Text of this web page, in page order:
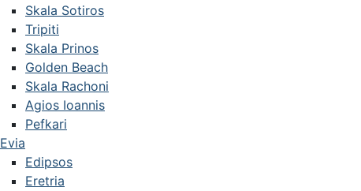
Skala Sotiros
Tripiti
Skala Prinos
Golden Beach
Skala Rachoni
Agios Ioannis
Pefkari
Evia
Edipsos
Eretria